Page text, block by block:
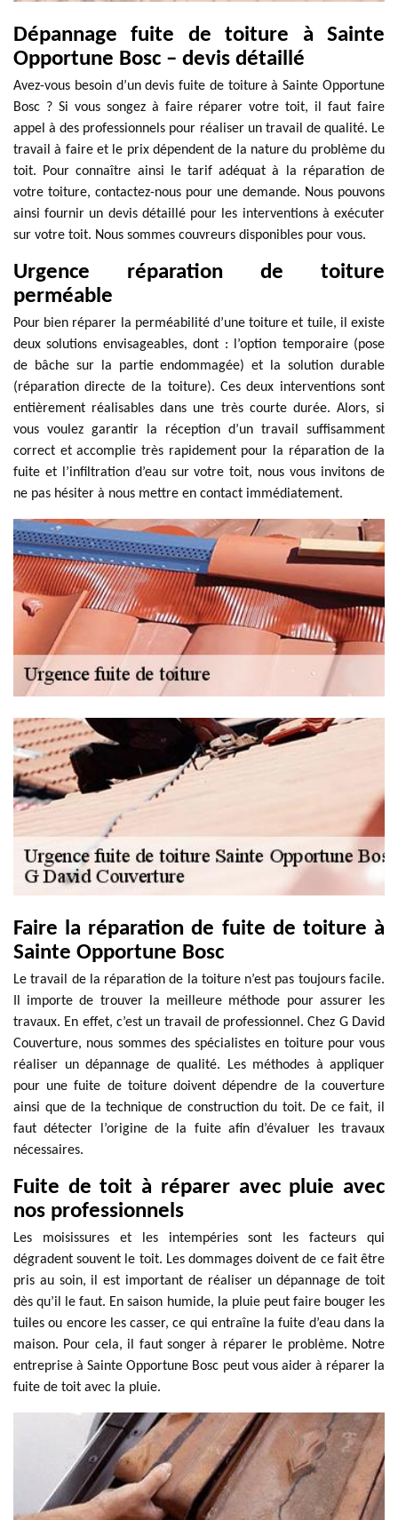
Dépannage fuite de toiture à Sainte
Opportune Bosc – devis détaillé
Avez-vous besoin d’un devis fuite de toiture à Sainte Opportune
Bosc ? Si vous songez à faire réparer votre toit, il faut faire
appel à des professionnels pour réaliser un travail de qualité. Le
travail à faire et le prix dépendent de la nature du problème du
toit. Pour connaître ainsi le tarif adéquat à la réparation de
votre toiture, contactez-nous pour une demande. Nous pouvons
ainsi fournir un devis détaillé pour les interventions à exécuter
sur votre toit. Nous sommes couvreurs disponibles pour vous.
Urgence réparation de toiture
perméable
Pour bien réparer la perméabilité d’une toiture et tuile, il existe
deux solutions envisageables, dont : l’option temporaire (pose
de bâche sur la partie endommagée) et la solution durable
(réparation directe de la toiture). Ces deux interventions sont
entièrement réalisables dans une très courte durée. Alors, si
vous voulez garantir la réception d’un travail suffisamment
correct et accomplie très rapidement pour la réparation de la
fuite et l’infiltration d’eau sur votre toit, nous vous invitons de
ne pas hésiter à nous mettre en contact immédiatement.
Faire la réparation de fuite de toiture à
Sainte Opportune Bosc
Le travail de la réparation de la toiture n’est pas toujours facile.
Il importe de trouver la meilleure méthode pour assurer les
travaux. En effet, c’est un travail de professionnel. Chez G David
Couverture, nous sommes des spécialistes en toiture pour vous
réaliser un dépannage de qualité. Les méthodes à appliquer
pour une fuite de toiture doivent dépendre de la couverture
ainsi que de la technique de construction du toit. De ce fait, il
faut détecter l’origine de la fuite afin d’évaluer les travaux
nécessaires.
Fuite de toit à réparer avec pluie avec
nos professionnels
Les moisissures et les intempéries sont les facteurs qui
dégradent souvent le toit. Les dommages doivent de ce fait être
pris au soin, il est important de réaliser un dépannage de toit
dès qu’il le faut. En saison humide, la pluie peut faire bouger les
tuiles ou encore les casser, ce qui entraîne la fuite d’eau dans la
maison. Pour cela, il faut songer à réparer le problème. Notre
entreprise à Sainte Opportune Bosc peut vous aider à réparer la
fuite de toit avec la pluie.